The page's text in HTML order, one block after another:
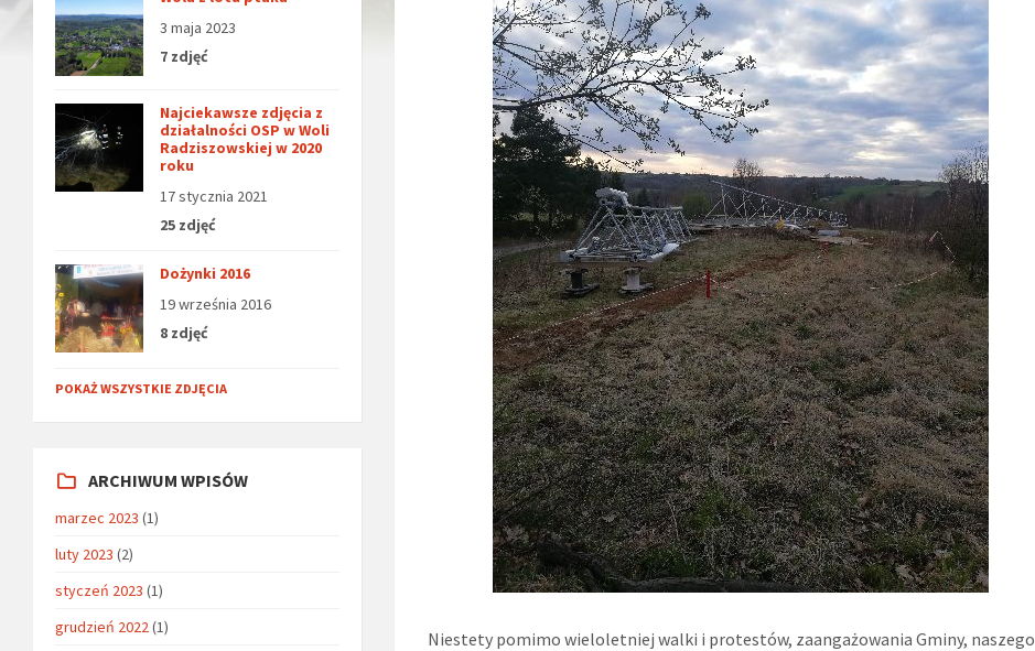
Niestety pomimo wieloletniej walki i protestów, zaangażowania Gminy, naszego
3 maja 2023
7 zdjęć
Najciekawsze zdjęcia z
działalności OSP w Woli
Radziszowskiej w 2020
roku
17 stycznia 2021
25 zdjęć
Dożynki 2016
19 września 2016
8 zdjęć
POKAŻ WSZYSTKIE ZDJĘCIA
ARCHIWUM WPISÓW
marzec 2023 (1)
luty 2023 (2)
styczeń 2023 (1)
grudzień 2022 (1)